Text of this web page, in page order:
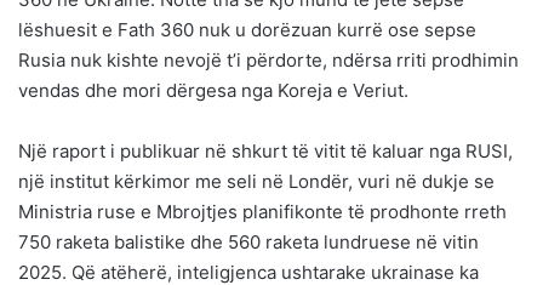
lëshuesit e Fath 360 nuk u dorëzuan kurrë ose sepse
Rusia nuk kishte nevojë t’i përdorte, ndërsa rriti prodhimin
vendas dhe mori dërgesa nga Koreja e Veriut.
Një raport i publikuar në shkurt të vitit të kaluar nga RUSI,
një institut kërkimor me seli në Londër, vuri në dukje se
Ministria ruse e Mbrojtjes planifikonte të prodhonte rreth
750 raketa balistike dhe 560 raketa lundruese në vitin
2025. Që atëherë, inteligjenca ushtarake ukrainase ka